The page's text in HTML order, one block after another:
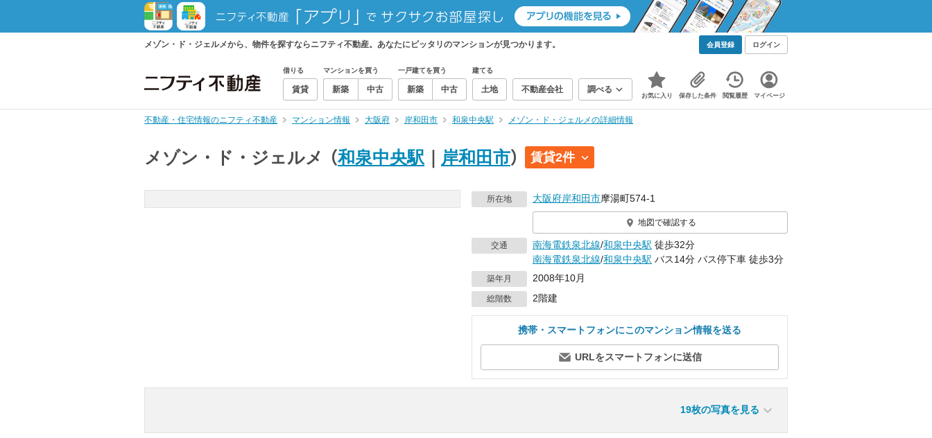
メゾン・ド・ジェルメから、物件を探すならニフティ不動産。あなたにピッタリのマンションが見つかります。 会員登録 ログイン
借りる
賃貸
マンションを買う
新築 中古
一戸建てを買う
新築 中古
建てる
土地 不動産会社 調べる
お気に入り 保存した条件 閲覧履歴 マイページ
不動産・住宅情報のニフティ不動産 マンション情報 大阪府 岸和田市 和泉中央駅 メゾン・ド・ジェルメの詳細情報
メゾン・ド・ジェルメ （和泉中央駅 岸和田市） 賃貸2件
所在地 大阪府岸和田市摩湯町574‐1
地図で確認する
交通 南海電鉄泉北線/和泉中央駅 徒歩32分
南海電鉄泉北線/和泉中央駅 バス14分 バス停下車 徒歩3分
築年月 2008年10月
総階数 2階建
携帯・スマートフォンにこのマンション情報を送る
URLをスマートフォンに送信
19枚の写真を見る